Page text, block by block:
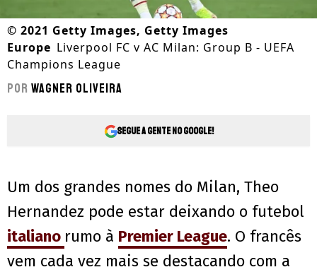
© 2021 Getty Images, Getty Images
Europe Liverpool FC v AC Milan: Group B - UEFA
Champions League
Por Wagner Oliveira
Segue a gente no Google!
Um dos grandes nomes do Milan, Theo
Hernandez pode estar deixando o futebol
italiano rumo à Premier League. O francês
vem cada vez mais se destacando com a